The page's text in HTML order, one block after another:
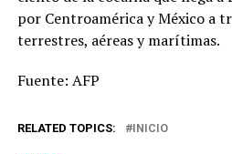
por Centroamérica y México a
terrestres, aéreas y marítimas.
Fuente: AFP
RELATED TOPICS: INICIO